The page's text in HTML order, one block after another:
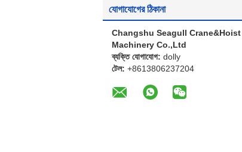
যোগাযোগের ঠিকানা
Changshu Seagull Crane&Hoist
Machinery Co.,Ltd
ব্যক্তি যোগাযোগ: dolly
টেল: +8613806237204